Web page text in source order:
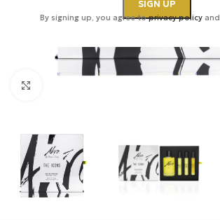
By signing up, you agree toprivacy policyand